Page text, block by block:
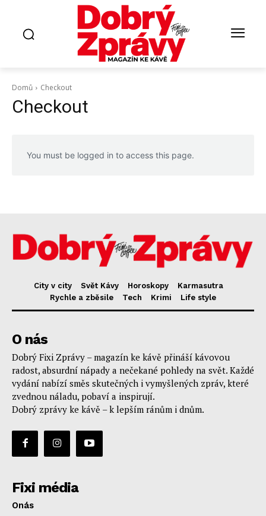
Domů Checkout
Checkout
You must be logged in to access this page.
City v city Svět Kávy Horoskopy
Karmasutra
Rychle a zběsile
Tech Krimi Life style
O nás
Dobrý Fixi Zprávy – magazín ke kávě přináší kávovou
radost, absurdní nápady a nečekané pohledy na svět. Každé
vydání nabízí směs skutečných i vymyšlených zpráv, které
zvednou náladu, pobaví a inspirují.
Dobrý zprávy ke kávě – k lepším ránům i dnům.
Fixi média
Onás